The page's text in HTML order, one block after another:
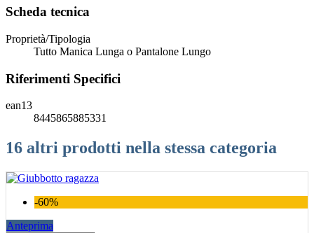
Scheda tecnica
Proprietà/Tipologia
Tutto Manica Lunga o Pantalone Lungo
Riferimenti Specifici
ean13
8445865885331
16 altri prodotti nella stessa categoria
-60%
Anteprima